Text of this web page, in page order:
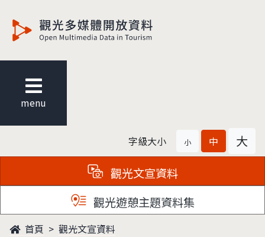
menu
字級大小 小 中 大
觀光文宣資料
觀光遊憩主題資料集
首頁 觀光文宣資料